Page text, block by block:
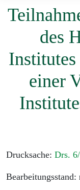
des
einer
Drucksache: Drs.